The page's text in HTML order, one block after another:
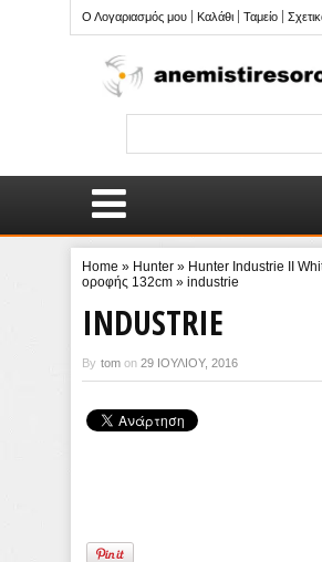
Ο Λογαριασμός μου Καλάθι Ταμείο
Home » Hunter » Hunter Industrie II
οροφής 132cm » industrie
INDUSTRIE
By tom on 29 ΙΟΥΛΊΟΥ, 2016